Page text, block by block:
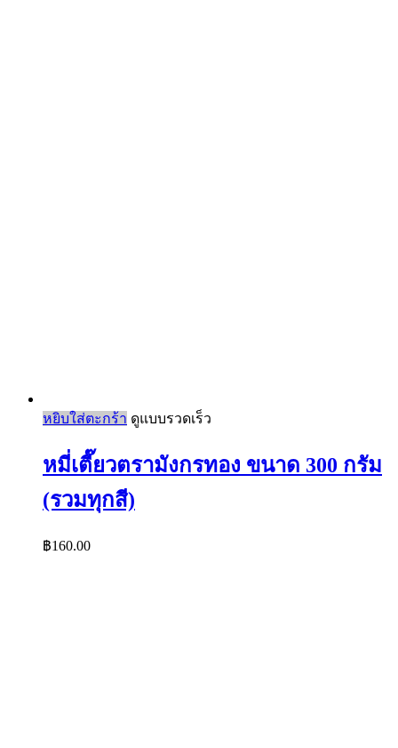
หยิบใส่ตะกร้า ดูแบบรวดเร็ว
หมี่เตี๊ยวตรามังกรทอง ขนาด 300 กรัม
(รวมทุกสี)
฿160.00